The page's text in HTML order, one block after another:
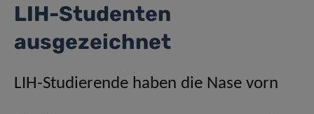
LIH-Studenten
ausgezeichnet
LIH-Studierende haben die Nase vorn